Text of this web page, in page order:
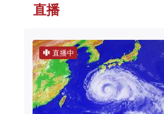
直播
直播中